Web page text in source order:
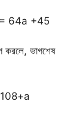
64a +45
করলে, ভাগশেষ